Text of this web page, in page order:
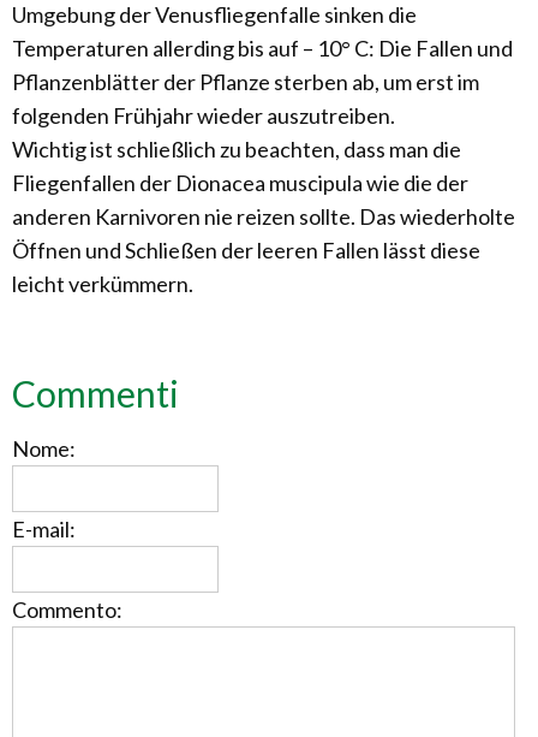
Umgebung der Venusfliegenfalle sinken die
Temperaturen allerding bis auf – 10° C: Die Fallen und
Pflanzenblätter der Pflanze sterben ab, um erst im
folgenden Frühjahr wieder auszutreiben.
Wichtig ist schließlich zu beachten, dass man die
Fliegenfallen der Dionacea muscipula wie die der
anderen Karnivoren nie reizen sollte. Das wiederholte
Öffnen und Schließen der leeren Fallen lässt diese
leicht verkümmern.
Commenti
Nome:
E-mail:
Commento: